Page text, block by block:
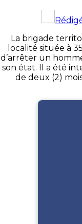
La brigade
localité située à
d’arrêter un
son état. Il a été
de deux (2)